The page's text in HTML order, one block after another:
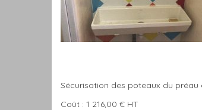
Sécurisation des poteaux du préau
Coût : 1 216,00 € HT 1